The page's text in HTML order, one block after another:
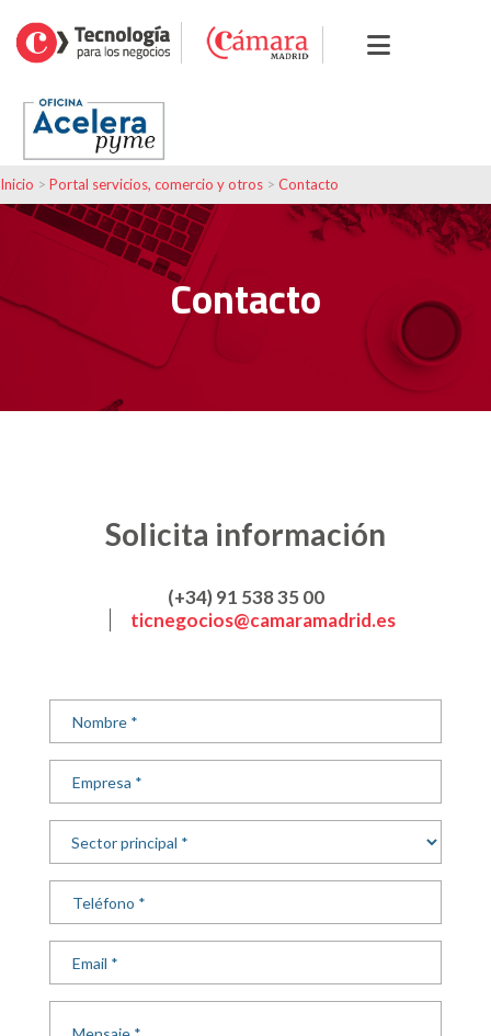
Inicio > Portal servicios, comercio y otros > Contacto
Contacto
Solicita información
(+34) 91 538 35 00
ticnegocios@camaramadrid.es